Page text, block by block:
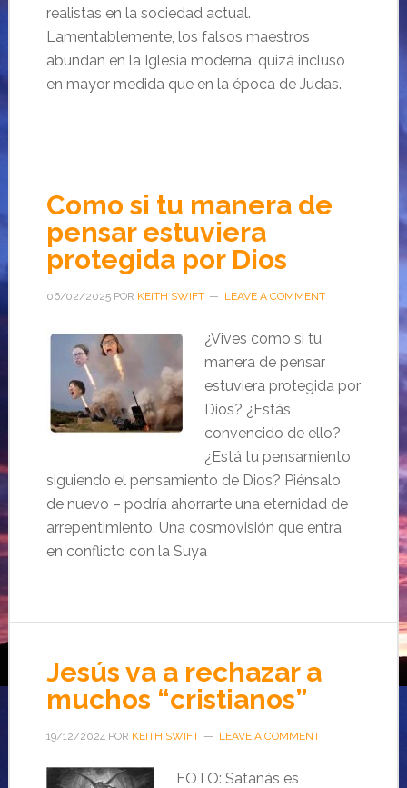
realistas en la sociedad actual.
Lamentablemente, los falsos maestros
abundan en la Iglesia moderna, quizá incluso
en mayor medida que en la época de Judas.
Como si tu manera de
pensar estuviera
protegida por Dios
06/02/2025POR KEITH SWIFT LEAVE A COMMENT
¿Vives como si tu
manera de pensar
estuviera protegida por
Dios? ¿Estás
convencido de ello?
¿Está tu pensamiento
siguiendo el pensamiento de Dios? Piénsalo
de nuevo – podría ahorrarte una eternidad de
arrepentimiento. Una cosmovisión que entra
en conflicto con la Suya
Jesús va a rechazar a
muchos “cristianos”
19/12/2024POR KEITH SWIFT LEAVE A COMMENT
FOTO: Satanás es